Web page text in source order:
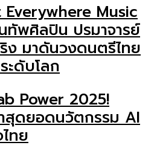
Everywhere Music
ทัพศิลปิน ปรมาจารย์
ง มาดันวงดนตรีไทย
ะดับโลก
Power 2025!
สุดยอดนวัตกรรม AI
ทย